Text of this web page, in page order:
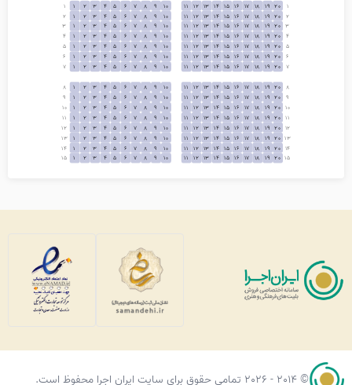
1
20
19
18
17
16
15
14
13
12
11
10
9
8
7
6
5
4
3
2
1
1
2
20
19
18
17
16
15
14
13
12
11
10
9
8
7
6
5
4
3
2
1
2
3
20
19
18
17
16
15
14
13
12
11
10
9
8
7
6
5
4
3
2
1
3
4
20
19
18
17
16
15
14
13
12
11
10
9
8
7
6
5
4
3
2
1
4
5
20
19
18
17
16
15
14
13
12
11
10
9
8
7
6
5
4
3
2
1
5
6
20
19
18
17
16
15
14
13
12
11
10
9
8
7
6
5
4
3
2
1
6
7
20
19
18
17
16
15
14
13
12
11
10
9
8
7
6
5
4
3
2
1
7
8
20
19
18
17
16
15
14
13
12
11
10
9
8
7
6
5
4
3
2
1
8
9
20
19
18
17
16
15
14
13
12
11
10
9
8
7
6
5
4
3
2
1
9
10
20
19
18
17
16
15
14
13
12
11
10
9
8
7
6
5
4
3
2
1
10
11
20
19
18
17
16
15
14
13
12
11
10
9
8
7
6
5
4
3
2
1
11
12
20
19
18
17
16
15
14
13
12
11
10
9
8
7
6
5
4
3
2
1
12
13
20
19
18
17
16
15
14
13
12
11
10
9
8
7
6
5
4
3
2
1
13
14
20
19
18
17
16
15
14
13
12
11
10
9
8
7
6
5
4
3
2
1
14
15
20
19
18
17
16
15
14
13
12
11
10
9
8
7
6
5
4
3
2
1
15
© 2014 - 2026 تمامی حقوق برای سایت ایران اجرا محفوظ است.